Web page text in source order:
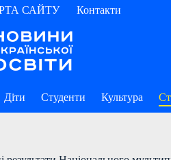
САЙТУ Контакти
Діти Студенти Культура